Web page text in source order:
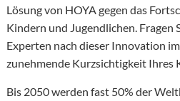
Lösung von HOYA gegen das
Kindern und Jugendlichen. Fragen
Experten nach dieser Innovation
zunehmende Kurzsichtigkeit Ihres
Bis 2050 werden fast 50% der